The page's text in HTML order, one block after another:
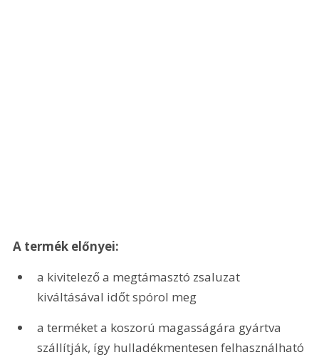
A termék előnyei:
a kivitelező a megtámasztó zsaluzat
kiváltásával időt spórol meg
a terméket a koszorú magasságára gyártva
szállítják, így hulladékmentesen felhasználható